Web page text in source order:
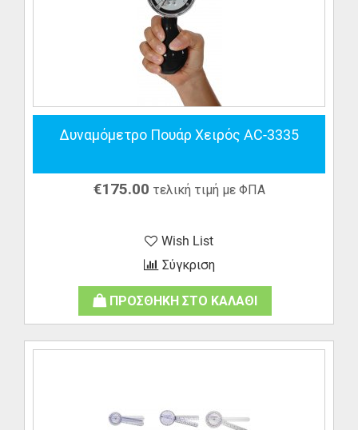
Δυναμόμετρο Πουάρ Χειρός AC-3335
€175.00 τελική τιμή με ΦΠΑ
Wish List
Σύγκριση
ΠΡΟΣΘΗΚΗ ΣΤΟ ΚΑΛΑΘΙ